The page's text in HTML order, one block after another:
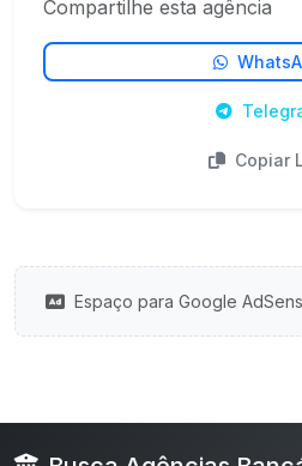
Compartilhe esta agência
Copiar
Espaço para Google